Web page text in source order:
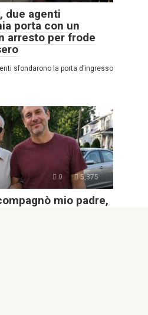
due agenti
porta con un
arresto per frode
sfondarono la porta d’ingresso
0 5,375
mio padre,